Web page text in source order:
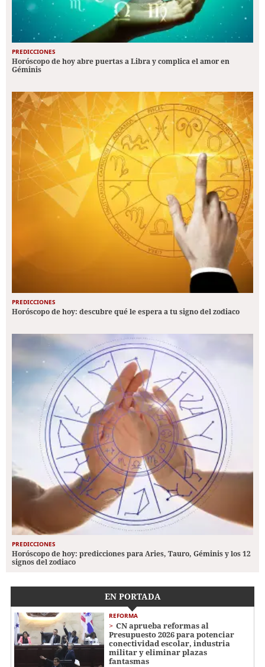
PREDICCIONES
Horóscopo de hoy abre puertas a Libra y complica el amor en
Géminis
PREDICCIONES
Horóscopo de hoy: descubre qué le espera a tu signo del zodiaco
PREDICCIONES
Horóscopo de hoy: predicciones para Aries, Tauro, Géminis y los 12
signos del zodiaco
EN PORTADA
REFORMA
CN aprueba reformas al
Presupuesto 2026 para potenciar
conectividad escolar, industria
militar y eliminar plazas
fantasmas